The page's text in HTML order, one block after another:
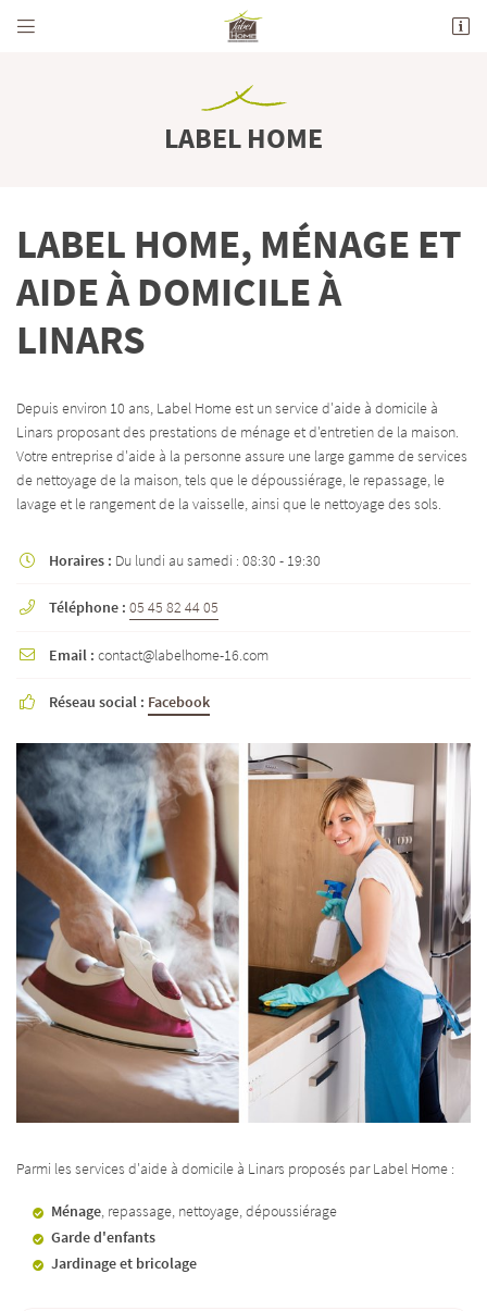


712 Avenue de la Grande Champagne
Adresse email de réception
formulaire de désinscription.
INSCRIPTION
LABEL HOME
LABEL HOME, MÉNAGE ET
AIDE À DOMICILE À
LINARS
Depuis environ 10 ans, Label Home est un service d'aide à domicile à
Linars proposant des prestations de ménage et d'entretien de la maison.
Votre entreprise d'aide à la personne assure une large gamme de services
de nettoyage de la maison, tels que le dépoussiérage, le repassage, le
lavage et le rangement de la vaisselle, ainsi que le nettoyage des sols.
 Horaires : Du lundi au samedi : 08:30 - 19:30
 Téléphone : 05 45 82 44 05
 Email : contact@labelhome-16.com
 Réseau social : Facebook
Parmi les services d'aide à domicile à Linars proposés par Label Home :
Ménage, repassage, nettoyage, dépoussiérage
Garde d'enfants
Jardinage et bricolage